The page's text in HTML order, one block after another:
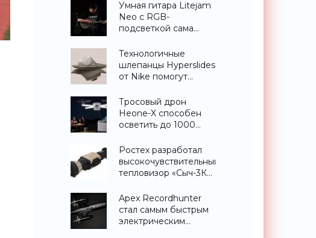
Умная гитара Litejam
Neo с RGB-
подсветкой сама
«Гаджеты»
Технологичные
шлепанцы Hyperslides
от Nike помогут
ноги после
тренировки -
«Гаджеты»
Тросовый дрон
Heone-X способен
осветить до 1000
земли -
«Беспилотники»
Ростех разработал
высокочувствительный
тепловизор «Сыч-3К»
распознавания до 2
км - «Гаджеты»
Apex Recordhunter
стал самым быстрым
электрическим